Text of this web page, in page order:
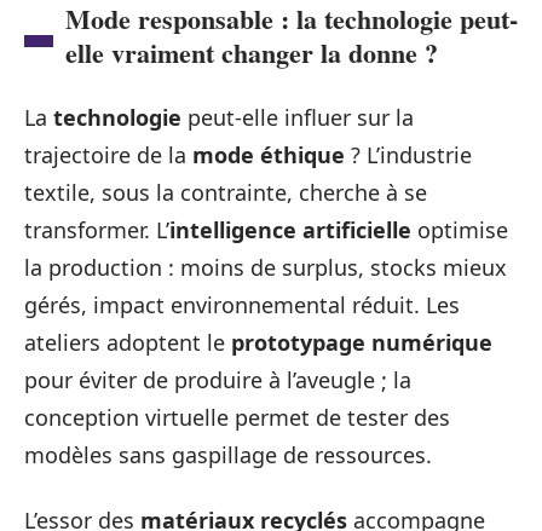
Mode responsable : la technologie peut-
elle vraiment changer la donne ?
La technologie peut-elle influer sur la
trajectoire de la mode éthique ? L’industrie
textile, sous la contrainte, cherche à se
transformer. L’intelligence artificielle optimise
la production : moins de surplus, stocks mieux
gérés, impact environnemental réduit. Les
ateliers adoptent le prototypage numérique
pour éviter de produire à l’aveugle ; la
conception virtuelle permet de tester des
modèles sans gaspillage de ressources.
L’essor des matériaux recyclés accompagne